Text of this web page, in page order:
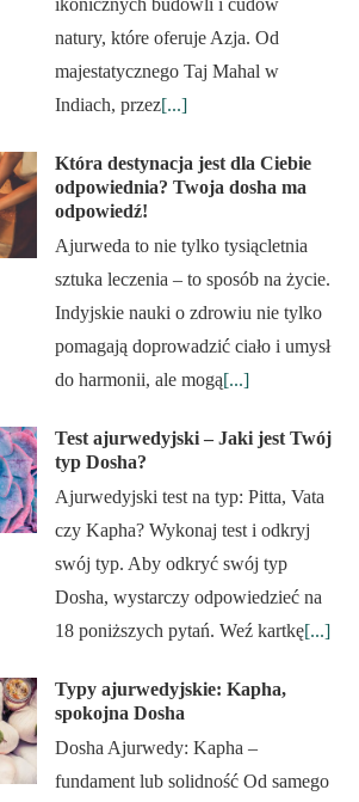
ikonicznych budowli i cudów
natury, które oferuje Azja. Od
majestatycznego Taj Mahal w
Indiach, przez[...]
Która destynacja jest dla Ciebie
odpowiednia? Twoja dosha ma
odpowiedź!
Ajurweda to nie tylko tysiącletnia
sztuka leczenia – to sposób na życie.
Indyjskie nauki o zdrowiu nie tylko
pomagają doprowadzić ciało i umysł
do harmonii, ale mogą[...]
Test ajurwedyjski – Jaki jest Twój
typ Dosha?
Ajurwedyjski test na typ: Pitta, Vata
czy Kapha? Wykonaj test i odkryj
swój typ. Aby odkryć swój typ
Dosha, wystarczy odpowiedzieć na
18 poniższych pytań. Weź kartkę[...]
Typy ajurwedyjskie: Kapha,
spokojna Dosha
Dosha Ajurwedy: Kapha –
fundament lub solidność Od samego